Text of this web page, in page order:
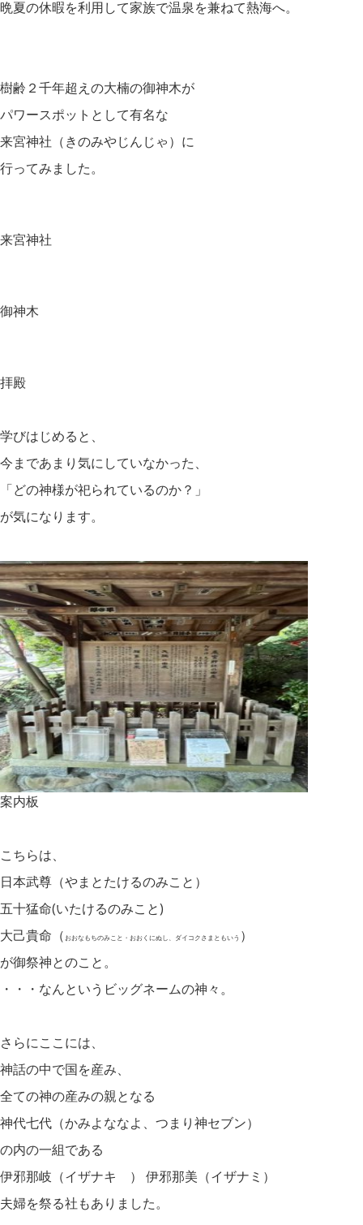
晩夏の休暇を利用して家族で温泉を兼ねて熱海へ。
樹齢２千年超えの大楠の御神木が
パワースポットとして有名な
来宮神社（きのみやじんじゃ）に
行ってみました。
来宮神社
御神木
拝殿
学びはじめると、
今まであまり気にしていなかった、
「どの神様が祀られているのか？」
が気になります。
案内板
こちらは、
日本武尊（やまとたけるのみこと）
五十猛命(いたけるのみこと)
大己貴命（ おおなもちのみこと・おおくにぬし、ダイコクさまともいう ）
が御祭神とのこと。
・・・なんというビッグネームの神々。
さらにここには、
神話の中で国を産み、
全ての神の産みの親となる
神代七代（かみよななよ、つまり神セブン）
の内の一組である
伊邪那岐（イザナキ゚） 伊邪那美（イザナミ）
夫婦を祭る社もありました。